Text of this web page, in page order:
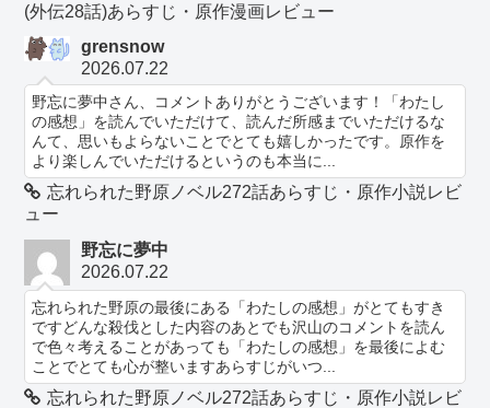
(外伝28話)あらすじ・原作漫画レビュー
grensnow
2026.07.22
野忘に夢中さん、コメントありがとうございます！「わたし
の感想」を読んでいただけて、読んだ所感までいただけるな
んて、思いもよらないことでとても嬉しかったです。原作を
より楽しんでいただけるというのも本当に...
忘れられた野原ノベル272話あらすじ・原作小説レビ
ュー
野忘に夢中
2026.07.22
忘れられた野原の最後にある「わたしの感想」がとてもすき
ですどんな殺伐とした内容のあとでも沢山のコメントを読ん
で色々考えることがあっても「わたしの感想」を最後によむ
ことでとても心が整いますあらすじがいつ...
忘れられた野原ノベル272話あらすじ・原作小説レビ